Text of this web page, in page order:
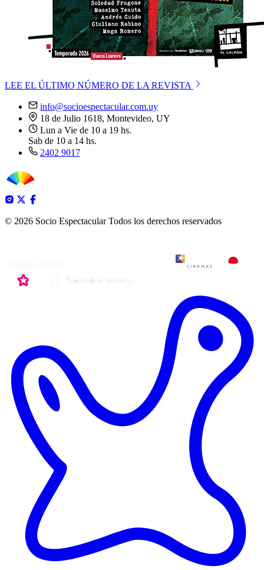
LEE EL ÚLTIMO NÚMERO DE LA REVISTA
info@socioespectacular.com.uy
18 de Julio 1618, Montevideo, UY
Lun a Vie de 10 a 19 hs.
Sab de 10 a 14 hs.
2402 9017
© 2026 Socio Espectacular Todos los derechos reservados